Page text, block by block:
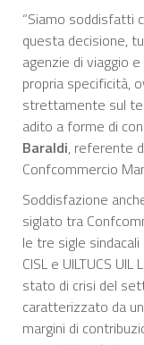
“Siamo soddisfatti
questa decisione,
agenzie di viaggio
propria specificità,
strettamente sul
adito a forme di
Baraldi, referente
Confcommercio
Soddisfazione
siglato tra
le tre sigle sindacali
CISL e UILTUCS
stato di crisi del
caratterizzato da
margini di